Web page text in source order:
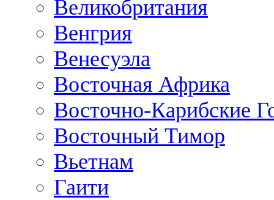
Великобритания
Венгрия
Венесуэла
Восточная Африка
Восточно-Карибские
Восточный Тимор
Вьетнам
Гаити